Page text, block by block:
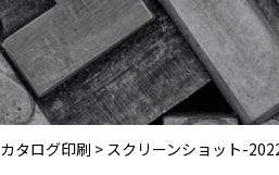
カタログ印刷 > スクリーンショット-